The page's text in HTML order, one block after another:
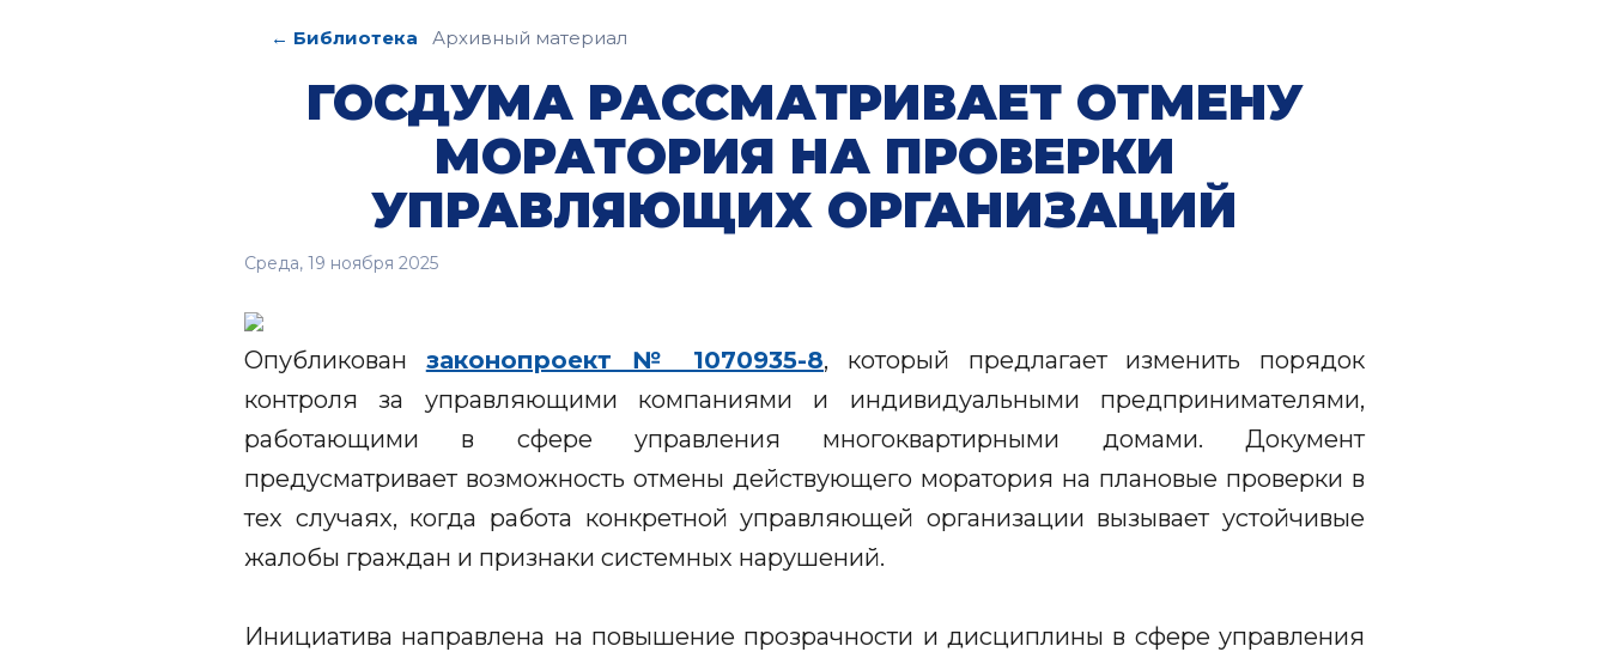
← Библиотека Архивный материал
ГОСДУМА РАССМАТРИВАЕТ ОТМЕНУ
МОРАТОРИЯ НА ПРОВЕРКИ
УПРАВЛЯЮЩИХ ОРГАНИЗАЦИЙ
Среда, 19 ноября 2025
Опубликован законопроект № 1070935-8, который предлагает изменить порядок
контроля за управляющими компаниями и индивидуальными предпринимателями,
работающими в сфере управления многоквартирными домами. Документ
предусматривает возможность отмены действующего моратория на плановые проверки в
тех случаях, когда работа конкретной управляющей организации вызывает устойчивые
жалобы граждан и признаки системных нарушений.
Инициатива направлена на повышение прозрачности и дисциплины в сфере управления